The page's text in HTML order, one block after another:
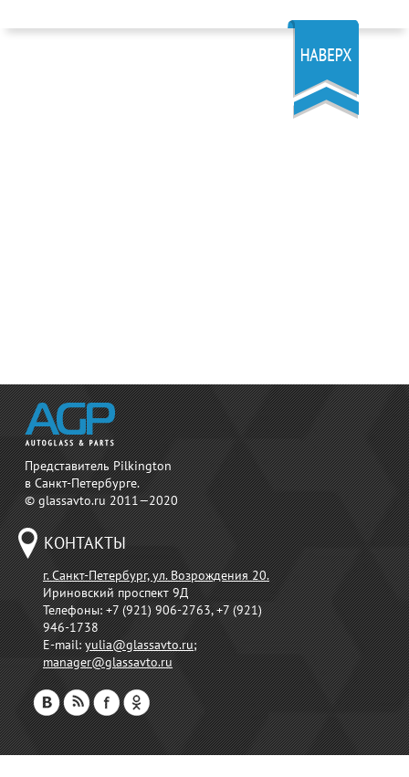
Представитель Pilkington
в Санкт-Петербурге.
© glassavto.ru 2011—2020
КОНТАКТЫ
г. Санкт-Петербург, ул. Возрождения 20.
Ириновский проспект 9Д
Телефоны:+7 (921) 906-2763, +7 (921)
946-1738
E-mail:yulia@glassavto.ru;
manager@glassavto.ru